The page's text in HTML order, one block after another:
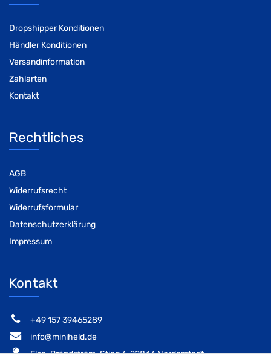
Dropshipper Konditionen
Händler Konditionen
Versandinformation
Zahlarten
Kontakt
Rechtliches
AGB
Widerrufsrecht
Widerrufsformular
Datenschutzerklärung
Impressum
Kontakt
‭+49 157 39465289‬
info@miniheld.de
Elsa-Brändström-Stieg 6, 22846 Norderstedt